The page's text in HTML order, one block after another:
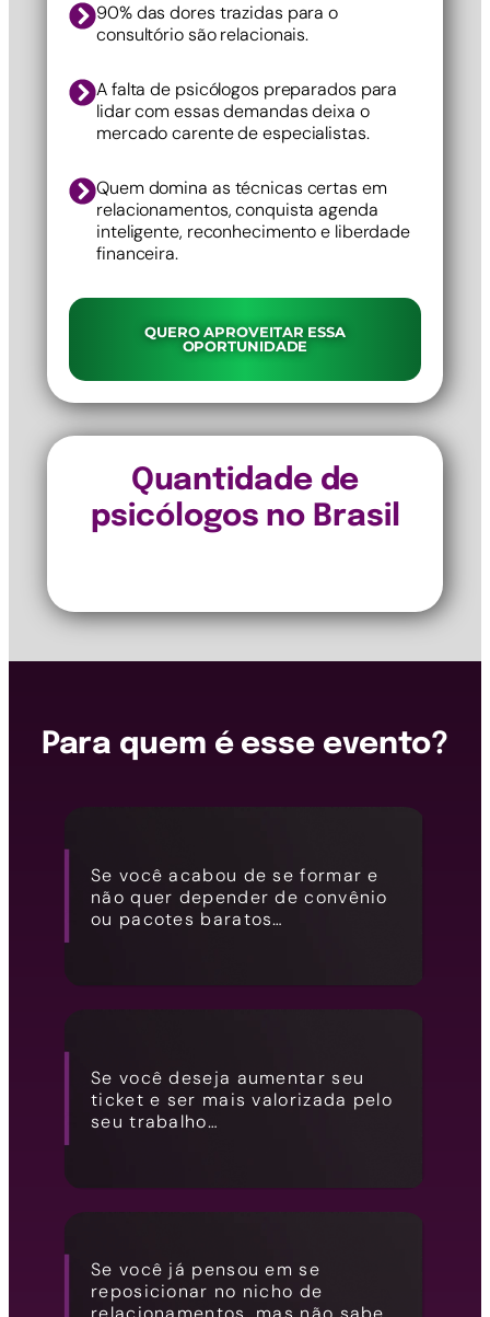
90% das dores trazidas para o
consultório são relacionais.
A falta de psicólogos preparados para
lidar com essas demandas deixa o
mercado carente de especialistas.
Quem domina as técnicas certas em
relacionamentos, conquista agenda
inteligente, reconhecimento e liberdade
financeira.
QUERO APROVEITAR ESSA
OPORTUNIDADE
Quantidade de
psicólogos no Brasil
Para quem é esse evento?
Se você acabou de se formar e
não quer depender de convênio
ou pacotes baratos…
Se você deseja aumentar seu
ticket e ser mais valorizada pelo
seu trabalho…
Se você já pensou em se
reposicionar no nicho de